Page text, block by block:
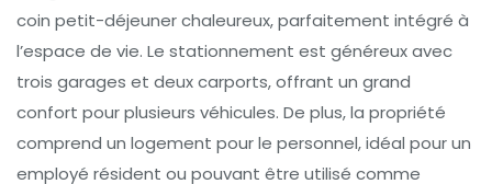
coin petit-déjeuner chaleureux, parfaitement intégré à
l’espace de vie. Le stationnement est généreux avec
trois garages et deux carports, offrant un grand
confort pour plusieurs véhicules. De plus, la propriété
comprend un logement pour le personnel, idéal pour un
employé résident ou pouvant être utilisé comme